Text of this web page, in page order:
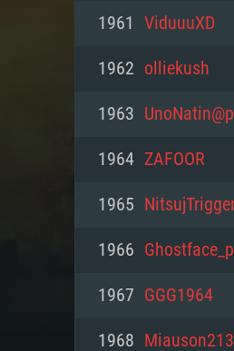
1961 ViduuuXD
1962 olliekush
1963
1964 ZAFOOR
1965
1966
1967 GGG1964
1968